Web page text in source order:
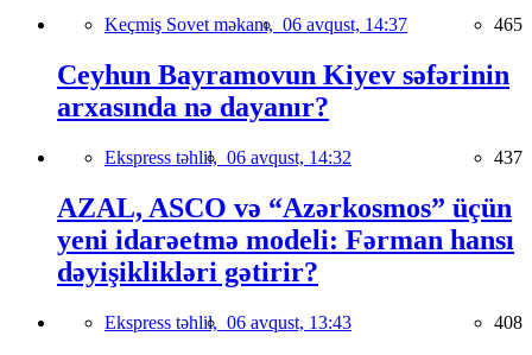
Keçmiş Sovet məkanı, 06 avqust, 14:37 465
Ceyhun Bayramovun Kiyev səfərinin
arxasında nə dayanır?
Ekspress təhlil, 06 avqust, 14:32 437
AZAL, ASCO və “Azərkosmos” üçün
yeni idarəetmə modeli: Fərman hansı
dəyişiklikləri gətirir?
Ekspress təhlil, 06 avqust, 13:43 408